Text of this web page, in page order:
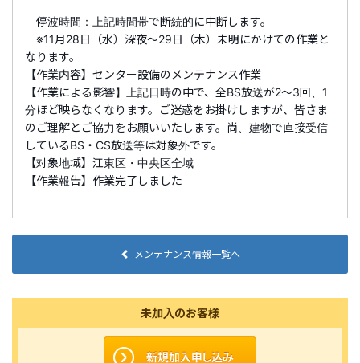
停波時間：上記時間帯で断続的に中断します。
※11月28日（水）深夜～29日（木）未明にかけての作業と
なります。
【作業内容】センター設備のメンテナンス作業
【作業による影響】上記日時の中で、全BS放送が2～3回、1
分ほど映らなくなります。ご迷惑をお掛けしますが、皆さま
のご理解とご協力をお願いいたします。尚、建物で直接受信
しているBS・CS放送等は対象外です。
【対象地域】江東区・中央区全域
【作業報告】作業完了しました
メンテナンス情報一覧へ
未加入のお客様